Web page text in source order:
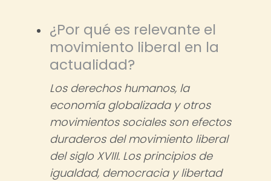
¿Por qué es relevante el
movimiento liberal en la
actualidad?
Los derechos humanos, la
economía globalizada y otros
movimientos sociales son efectos
duraderos del movimiento liberal
del siglo XVIII. Los principios de
igualdad, democracia y libertad